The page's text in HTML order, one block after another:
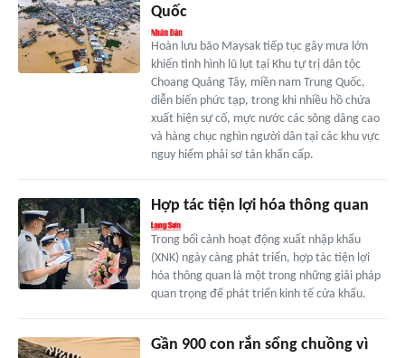
Quốc
Hoàn lưu bão Maysak tiếp tục gây mưa lớn
khiến tình hình lũ lụt tại Khu tự trị dân tộc
Choang Quảng Tây, miền nam Trung Quốc,
diễn biến phức tạp, trong khi nhiều hồ chứa
xuất hiện sự cố, mực nước các sông dâng cao
và hàng chục nghìn người dân tại các khu vực
nguy hiểm phải sơ tán khẩn cấp.
Hợp tác tiện lợi hóa thông quan
Trong bối cảnh hoạt động xuất nhập khẩu
(XNK) ngày càng phát triển, hợp tác tiện lợi
hóa thông quan là một trong những giải pháp
quan trọng để phát triển kinh tế cửa khẩu.
Gần 900 con rắn sổng chuồng vì